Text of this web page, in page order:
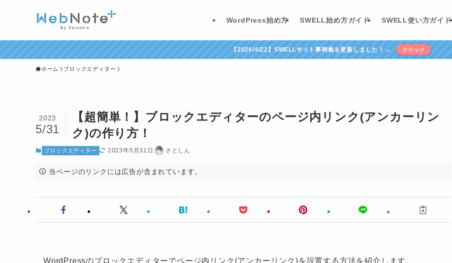
WordPress始め方 SWELL始め方ガイド SWELL使い方ガイド
【2026/4/22】SWELLサイト事例集を更新しました！→ クリック
ホーム ブロックエディター
【超簡単！】ブロックエディターのページ内リンク(アンカーリン
ク)の作り方！
2023
5/31
ブロックエディター 2023年5月31日 さとしん
当ページのリンクには広告が含まれています。
WordPressのブロックエディターでページ内リンク(アンカーリンク)を設置する方法を紹介します。